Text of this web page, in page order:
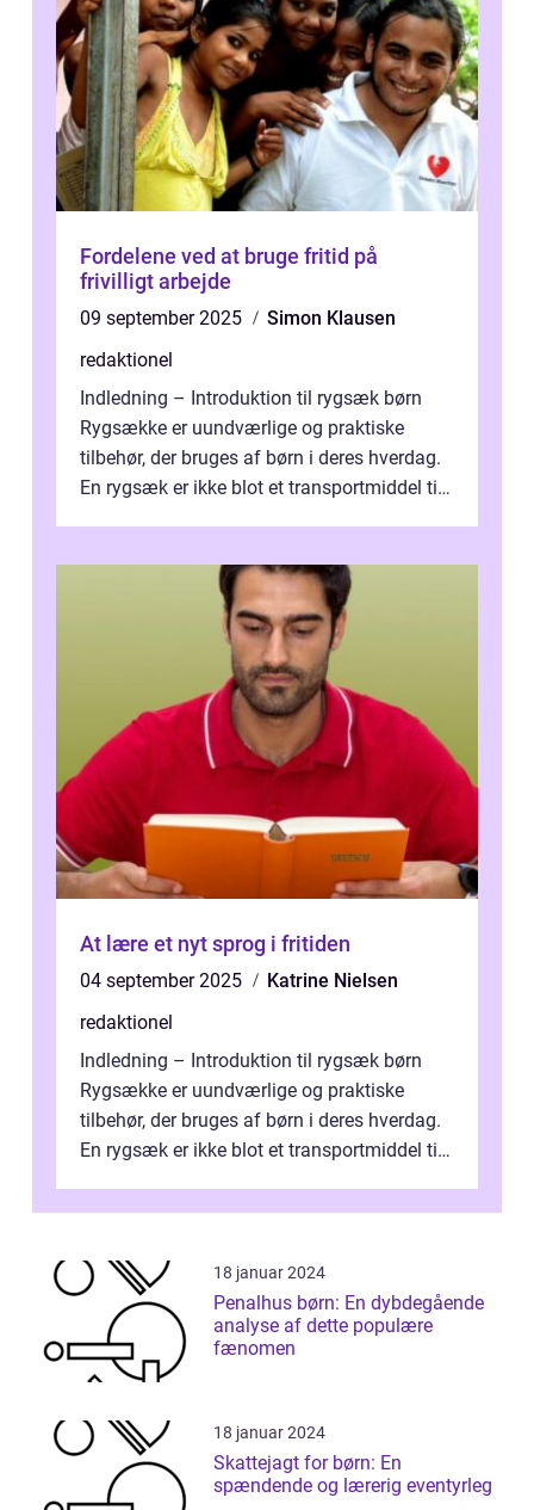
Fordelene ved at bruge fritid på
frivilligt arbejde
09 september 2025
Simon Klausen
redaktionel
Indledning – Introduktion til rygsæk børn
Rygsække er uundværlige og praktiske
tilbehør, der bruges af børn i deres hverdag.
En rygsæk er ikke blot et transportmiddel til
At lære et nyt sprog i fritiden
04 september 2025
Katrine Nielsen
redaktionel
Indledning – Introduktion til rygsæk børn
Rygsække er uundværlige og praktiske
tilbehør, der bruges af børn i deres hverdag.
En rygsæk er ikke blot et transportmiddel til
18 januar 2024
Penalhus børn: En dybdegående
analyse af dette populære
fænomen
18 januar 2024
Skattejagt for børn: En
spændende og lærerig eventyrleg